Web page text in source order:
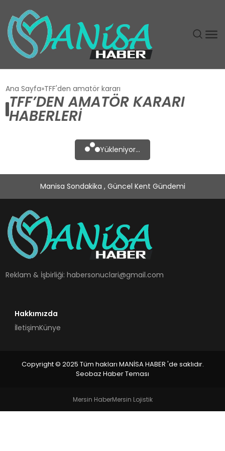
EĞITIM
MAGAZIN
SIYASET
SPOR
TEKNOLOJI
Ana Sayfa TFF'den amatör kararı
TFF’DEN AMATÖR KARARI
HABERLERI
Yükleniyor...
Manisa Sondakika , Güncel Kent Gündemi
Reklam & İşbirliği:habersonuclari@gmail.com
Hakkımızda
İletişimKünye
Copyright © 2025 Tüm hakları MANİSA HABER 'de saklıdır.
Seobaz Haber Teması
Mersin HaberMersin Lojistik